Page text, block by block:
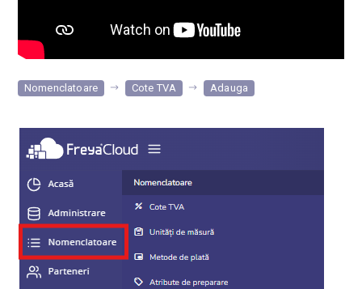
Nomenclatoare Cote TVA Adauga